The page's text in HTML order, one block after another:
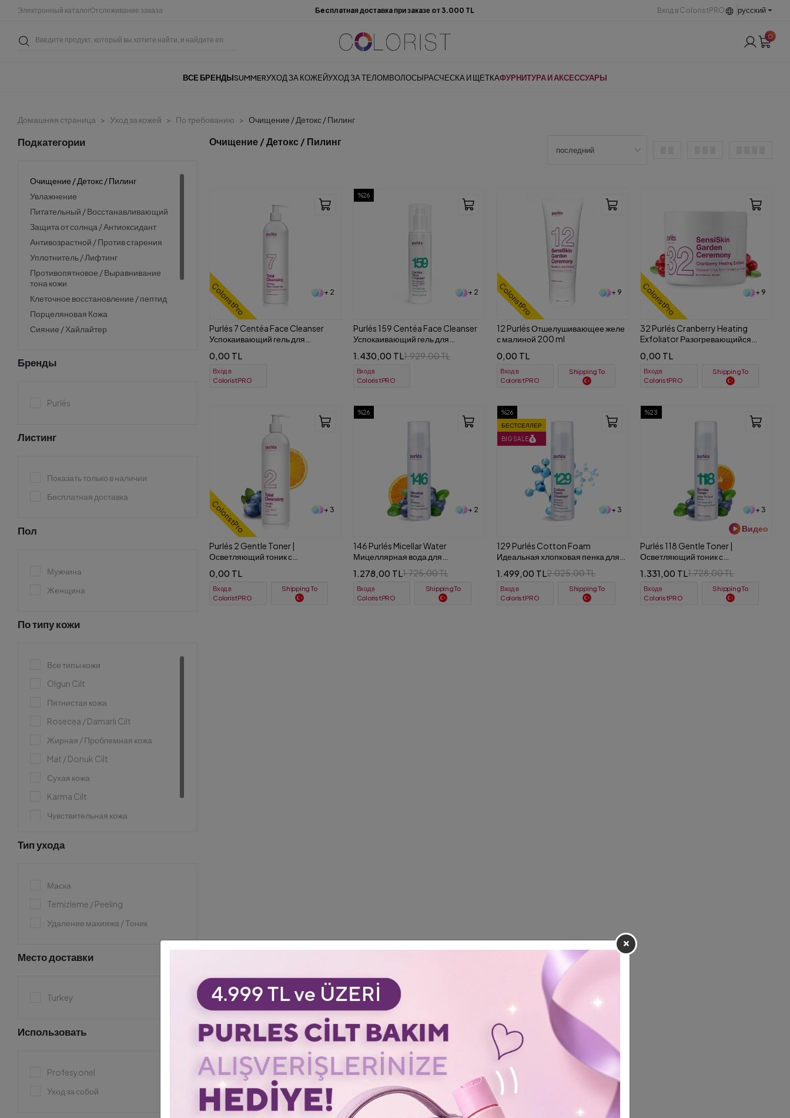
Электронный каталогОтслеживание заказа Бecплaтнaя доcтaвкa при зaкaзе oт 3.000 TL Вход в ColoristPRO русский
0
ВСЕ БРЕНДЫSUMMERУХОД ЗА КОЖЕЙУХОД ЗА ТЕЛОМВОЛОСЫРАСЧЕСКА И ЩЕТКАФУРНИТУРА И АКСЕССУАРЫ
Домашняя страница Уход за кожей По требованию Очищение / Детокс / Пилинг
Подкатегории
Очищение / Детокс / Пилинг
Увлажнение
Питательный / Восстанавливающий
Защита от солнца / Антиоксидант
Антивозрастной / Против старения
Уплотнитель / Лифтинг
Противопятновое / Выравнивание
тона кожи
Клеточное восстановление / пептид
Порцеляновая Кожа
Сияние / Хайлайтер
Контроль себума / Матирующий
Раздражение
Бренды
Purlés
Листинг
Показать только в наличии
Бесплатная доставка
Пол
Мужчина
Женщина
По типу кожи
Все типы кожи
Olgun Cilt
Пятнистая кожа
Rosecea / Damarlı Cilt
Жирная / Проблемная кожа
Mat / Donuk Cilt
Сухая кожа
Karma Cilt
Чувствительная кожа
Тип ухода
Маска
Temizleme / Peeling
Удаление макияжа / Тоник
Место доставки
Turkey
Использовать
Profesyonel
Уход за собой
Очищение / Детокс / Пилинг
ColoristPro + 2
Purlés 7 Centéa Face Cleanser
Успокаивающий гель для
чувствительной кожи 500 ml
0,00 TL
Вход в
ColoristPRO
%26
+ 2
Purlés 159 Centéa Face Cleanser
Успокаивающий гель для
чувствительной кожи 200 ml
1.430,00 TL1.929,00 TL
Вход в
ColoristPRO
ColoristPro + 9
12 Purlés Отшелушивающее желе
с малиной 200 ml
0,00 TL
Вход в
ColoristPRO
Shipping To
ColoristPro + 9
32 Purlés Cranberry Heating
Exfoliator Разогревающийся
0,00 TL
Вход в
ColoristPRO
Shipping To
ColoristPro + 3
Purlés 2 Gentle Toner |
Осветляющий тоник с
гидролатом флердоранжа 500 ml
0,00 TL
Вход в
ColoristPRO
Shipping To
%26
+ 2
146 Purlés Micellar Water
Мицеллярная вода для
кожи 200 ml
1.278,00 TL1.725,00 TL
Вход в
ColoristPRO
Shipping To
%26
БЕСТСЕЛЛЕР
BIG SALE
+ 3
129 Purlés Cotton Foam
Идеальная хлопковая пенка для
1.499,00 TL2.025,00 TL
Вход в
ColoristPRO
Shipping To
%23
+ 3
Видео
Purlés 118 Gentle Toner |
Осветляющий тоник с
гидролатом флердоранжа 200 ml
1.331,00 TL1.728,00 TL
Вход в
ColoristPRO
Shipping To